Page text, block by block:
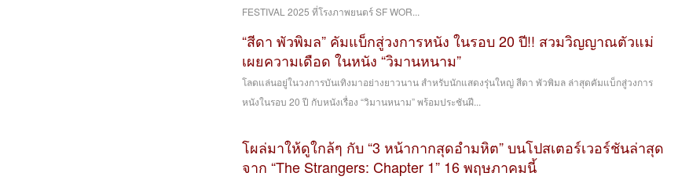
FESTIVAL 2025 ที่โรงภาพยนตร์ SF WOR...
“สีดา พัวพิมล” คัมแบ็กสู่วงการหนัง ในรอบ 20 ปี!! สวมวิญญาณตัวแม่
เผยความเดือด ในหนัง “วิมานหนาม”
โลดแล่นอยู่ในวงการบันเทิงมาอย่างยาวนาน สำหรับนักแสดงรุ่นใหญ่ สีดา พัวพิมล ล่าสุดคัมแบ็กสู่วงการ
หนังในรอบ 20 ปี กับหนังเรื่อง “วิมานหนาม” พร้อมประชันฝี...
โผล่มาให้ดูใกล้ๆ กับ “3 หน้ากากสุดอำมหิต” บนโปสเตอร์เวอร์ชันล่าสุด
จาก “The Strangers: Chapter 1” 16 พฤษภาคมนี้